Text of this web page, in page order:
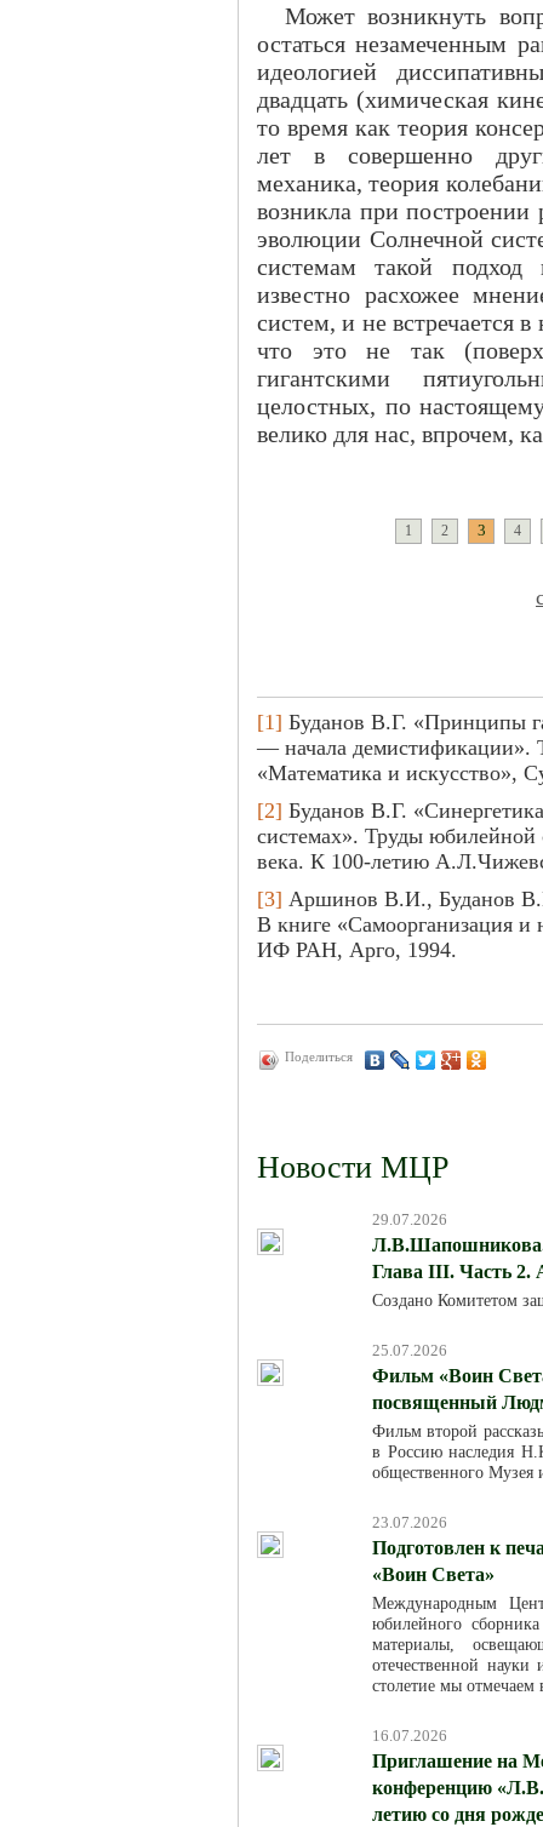
Может возникнуть
остаться незамеченным
идеологией
двадцать (химическая
то время как теория
лет в совершенно
механика, теория
возникла при
эволюции Солнечной
системам такой
известно расхожее
систем, и не встречается
что это не так
гигантскими
целостных, по
велико для нас, впрочем,
1 2 3 4
[1] Буданов В.Г. «Принципы
— начала демистификации».
«Математика и искусство»,
[2] Буданов В.Г.
системах». Труды
века. К 100-летию
[3] Аршинов В.И., Буданов
В книге «Самоорганизация и
ИФ РАН, Арго, 1994.
Поделиться
Новости МЦР
29.07.2026
Л.В.Шапошникова.
Глава III. Часть 2.
Создано Комитетом
25.07.2026
Фильм «Воин
посвященный
Фильм второй
в Россию наследия
общественного
23.07.2026
Подготовлен к
«Воин Света»
Международным
юбилейного
материалы,
отечественной
столетие мы отмечаем
16.07.2026
Приглашение на
конференцию
летию со дня